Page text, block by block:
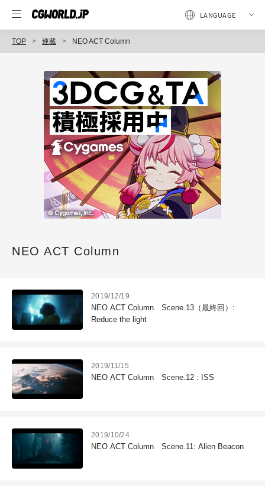
TOP 連載 NEO ACT Column
NEO ACT Column
2019/12/19
NEO ACT Column Scene.13（最終回）:
Reduce the light
2019/11/15
NEO ACT Column Scene.12 : ISS
2019/10/24
NEO ACT Column Scene.11: Alien Beacon